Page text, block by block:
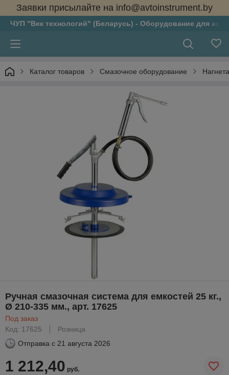
Заявки присылайте на info@avtoinstrument.by
ЧУП "Век технологий" (Беларусь) - Оборудование для
Каталог товаров Смазочное оборудование
Ручная смазочная система для емкостей 25 кг.,
Ø 210-335 мм., арт. 17625
Под заказ
Код: 17625
Розница
Отправка с 21 августа 2026
1 212,40 руб.